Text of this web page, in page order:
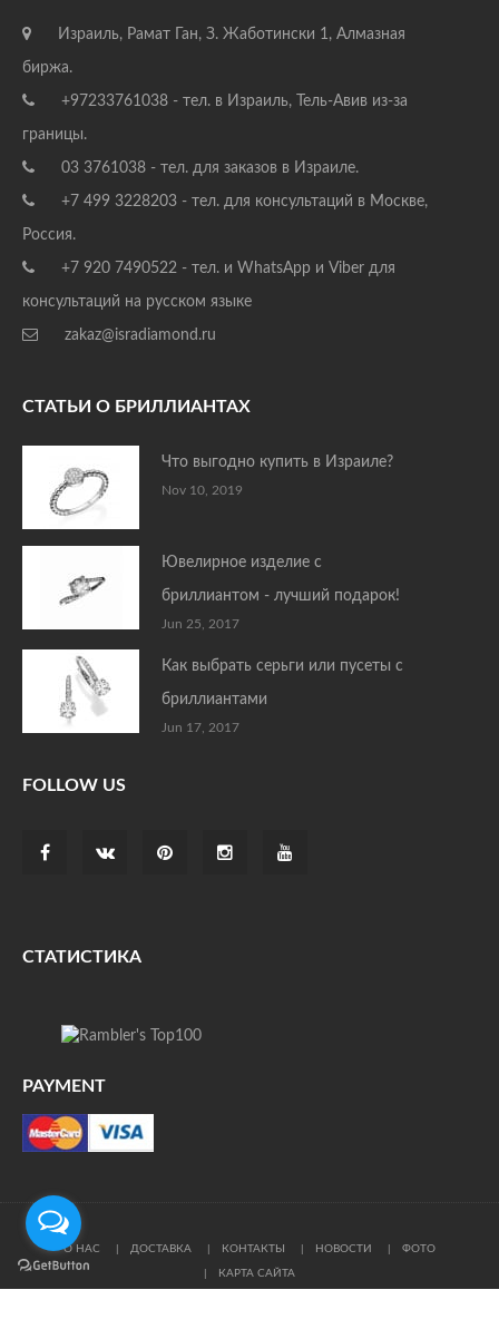
Израиль, Рамат Ган, З. Жаботински 1, Алмазная
биржа.
+97233761038 - тел. в Израиль, Тель-Авив из-за
границы.
03 3761038 - тел. для заказов в Израиле.
+7 499 3228203 - тел. для консультаций в Москве,
Россия.
+7 920 7490522 - тел. и WhatsApp и Viber для
консультаций на русском языке
zakaz@isradiamond.ru
СТАТЬИ О БРИЛЛИАНТАХ
Что выгодно купить в Израиле?
Nov 10, 2019
Ювелирное изделие с
бриллиантом - лучший подарок!
Jun 25, 2017
Как выбрать серьги или пусеты с
бриллиантами
Jun 17, 2017
FOLLOW US
СТАТИСТИКА
PAYMENT
О НАС ДОСТАВКА КОНТАКТЫ НОВОСТИ ФОТО
КАРТА САЙТА